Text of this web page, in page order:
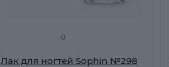
0
Лак для ногтей Sophin №298